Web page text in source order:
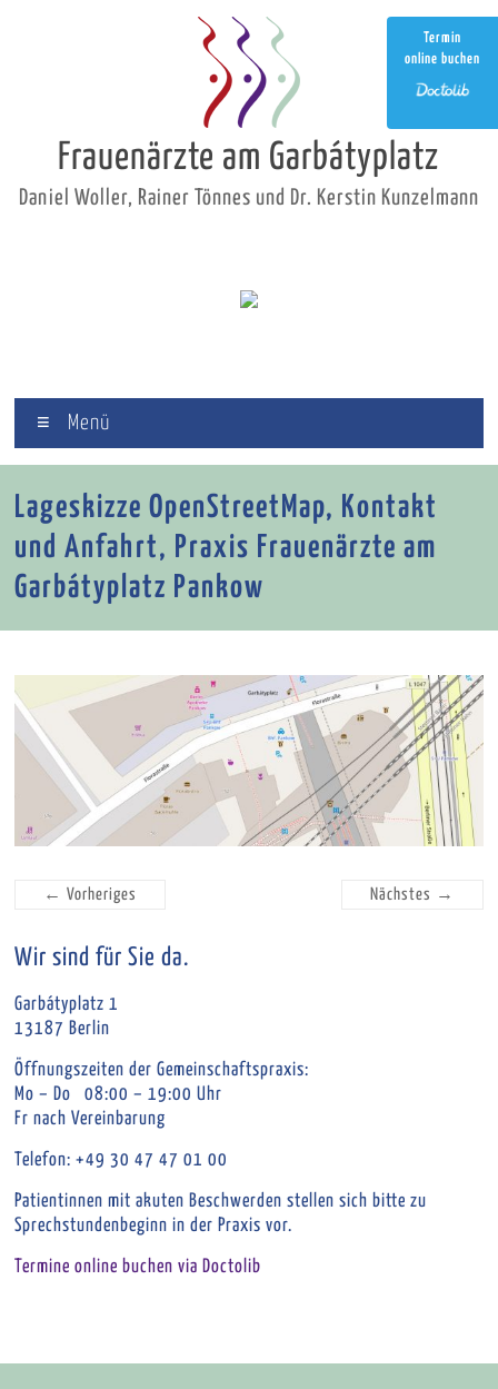
Frauenärzte am Garbátyplatz
Daniel Woller, Rainer Tönnes und Dr. Kerstin Kunzelmann
Termin
online buchen
Menü
Lageskizze OpenStreetMap, Kontakt
und Anfahrt, Praxis Frauenärzte am
Garbátyplatz Pankow
← Vorheriges Nächstes →
Wir sind für Sie da.
Garbátyplatz 1
13187 Berlin
Öffnungszeiten der Gemeinschaftspraxis:
Mo – Do 08:00 – 19:00 Uhr
Fr nach Vereinbarung
Telefon: +49 30 47 47 01 00
Patientinnen mit akuten Beschwerden stellen sich bitte zu
Sprechstundenbeginn in der Praxis vor.
Termine online buchen via Doctolib